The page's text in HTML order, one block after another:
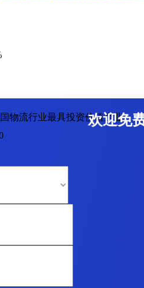
物流行业最具投资价值企业》
欢迎免